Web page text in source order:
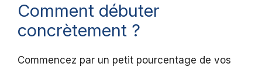
Comment débuter
concrètement ?
Commencez par un petit pourcentage de vos